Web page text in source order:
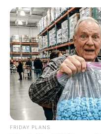
FRIDAY PLANS